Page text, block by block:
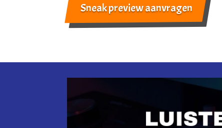
Sneak preview aanvragen